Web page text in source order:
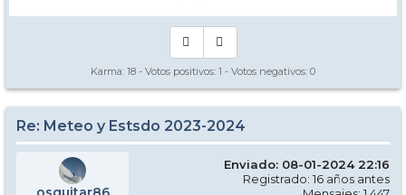
Karma: 18 - Votos positivos: 1 - Votos negativos: 0
Re: Meteo y Estsdo 2023-2024
Enviado: 08-01-2024 22:16
Registrado: 16 años antes